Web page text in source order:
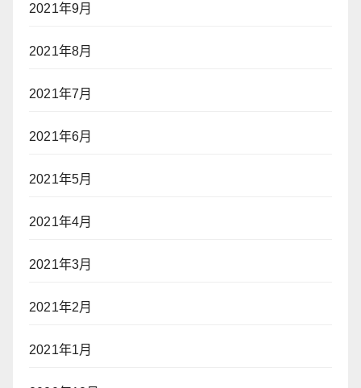
2021年9月
2021年8月
2021年7月
2021年6月
2021年5月
2021年4月
2021年3月
2021年2月
2021年1月